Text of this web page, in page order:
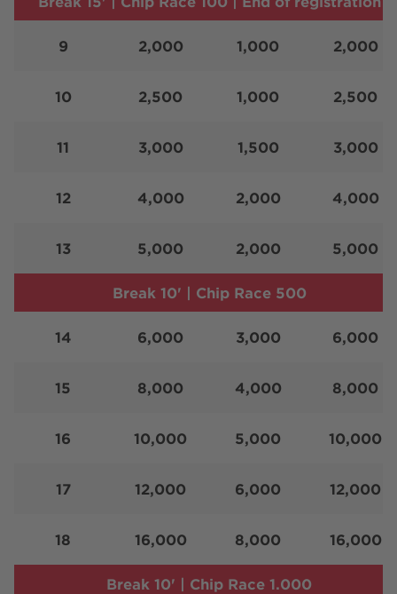
9 2,000 1,000 2,000
10 2,500 1,000 2,500
11 3,000 1,500 3,000
12 4,000 2,000 4,000
13 5,000 2,000 5,000
Break 10' | Chip Race 500
14 6,000 3,000 6,000
15 8,000 4,000 8,000
16 10,000 5,000 10,000
17 12,000 6,000 12,000
18 16,000 8,000 16,000
Break 10' | Chip Race 1.000